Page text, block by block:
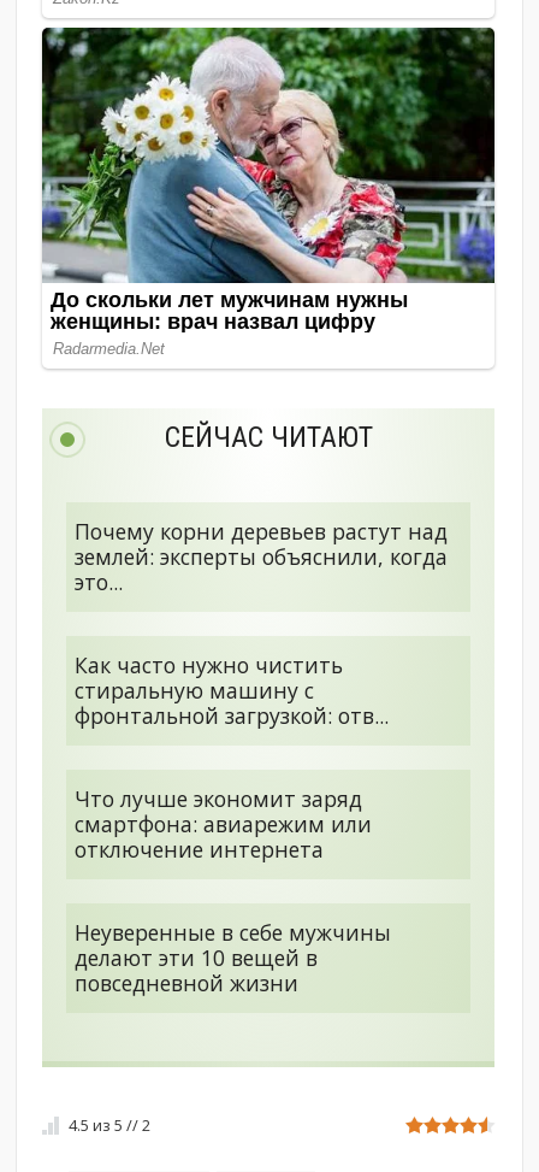
СЕЙЧАС ЧИТАЮТ
Почему корни деревьев растут над
землей: эксперты объяснили, когда
это...
Как часто нужно чистить
стиральную машину с
фронтальной загрузкой: отв...
Что лучше экономит заряд
смартфона: авиарежим или
отключение интернета
Неуверенные в себе мужчины
делают эти 10 вещей в
повседневной жизни
4.5 из5 //2